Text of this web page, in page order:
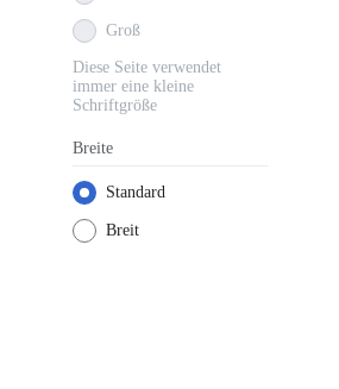
Groß
Diese Seite verwendet
immer eine kleine
Schriftgröße
Breite
Standard
Breit